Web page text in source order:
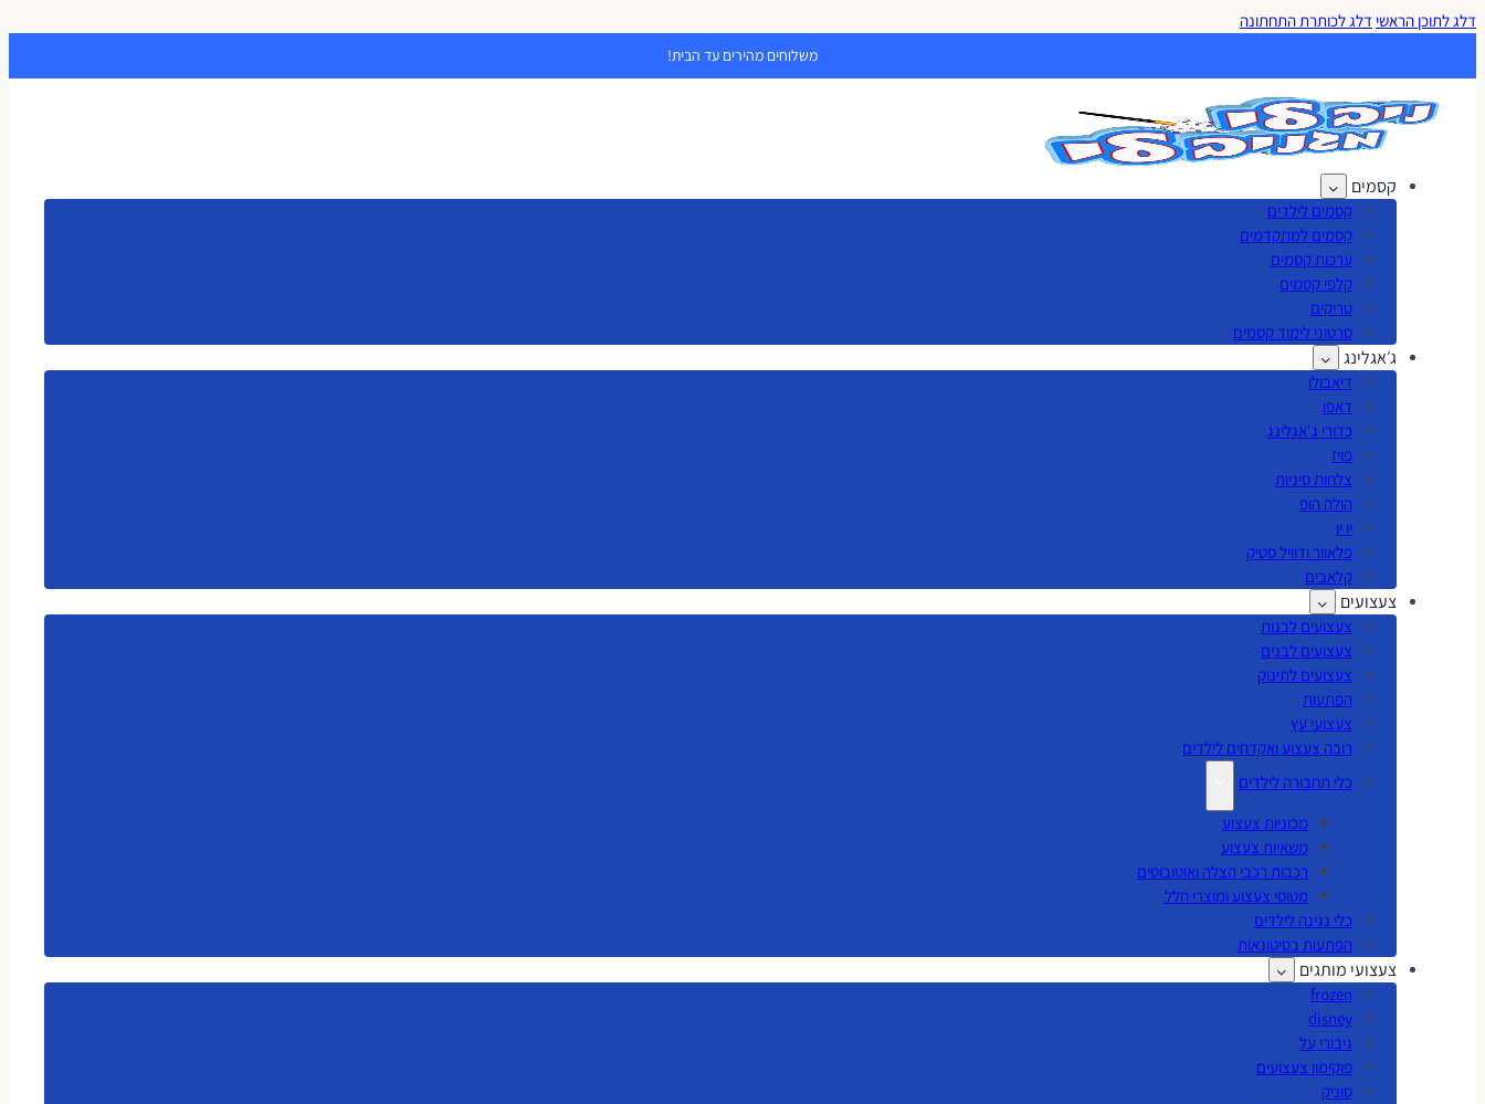
דלג לתוכן הראשי דלג לכותרת התחתונה
משלוחים מהירים עד הבית!
קסמים
קסמים לילדים
קסמים למתקדמים
ערכות קסמים
קלפי קסמים
טריקים
סרטוני לימוד קסמים
ג׳אגלינג
דיאבולו
דאפו
כדורי ג'אגלינג
פויז
צלחות סיניות
הולה הופ
יו יו
פלאוור ודוויל סטיק
קלאבים
צעצועים
צעצועים לבנות
צעצועים לבנים
צעצועים לתינוק
הפתעות
צעצועי עץ
רובה צעצוע ואקדחים לילדים
כלי תחבורה לילדים
מכוניות צעצוע
משאיות צעצוע
רכבות רכבי הצלה ואוטובוסים
מטוסי צעצוע ומוצרי חלל
כלי נגינה לילדים
הפתעות בסיטונאות
צעצועי מותגים
frozen
disney
גיבורי על
פוקימון צעצועים
סוניק